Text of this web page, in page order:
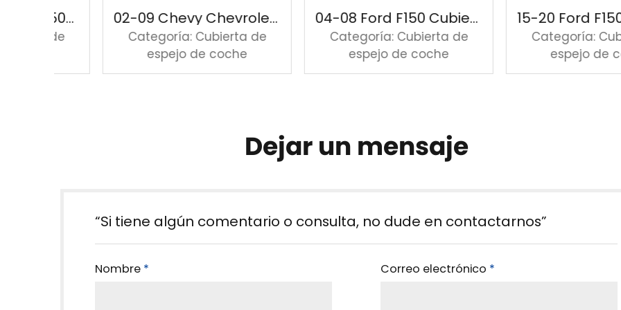
02-09 Chevy Chevrolet Trailblazer GMC Envoy cubierta cromada de espejo
Categoría: Cubierta de
espejo de coche
04-08 Ford F150 Cubierta de espejo cromada
Categoría: Cubierta de
espejo de coche
Categoría: Cubierta
espejo de coche
Dejar un mensaje
“Si tiene algún comentario o consulta, no dude en contactarnos”
Nombre * Correo electrónico *